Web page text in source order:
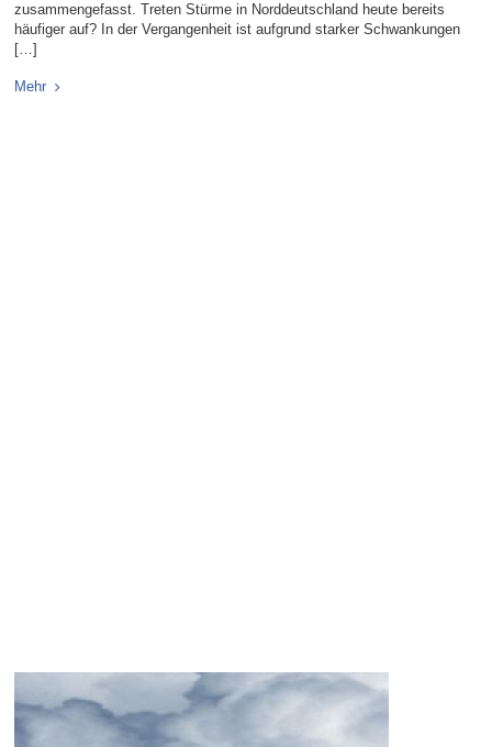
zusammengefasst. Treten Stürme in Norddeutschland heute bereits
häufiger auf? In der Vergangenheit ist aufgrund starker Schwankungen
[…]
Mehr